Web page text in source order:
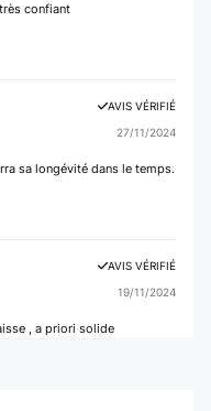
confiant
AVIS VÉRIFIÉ
27/11/2024
sa longévité dans le temps.
AVIS VÉRIFIÉ
19/11/2024
, a priori solide